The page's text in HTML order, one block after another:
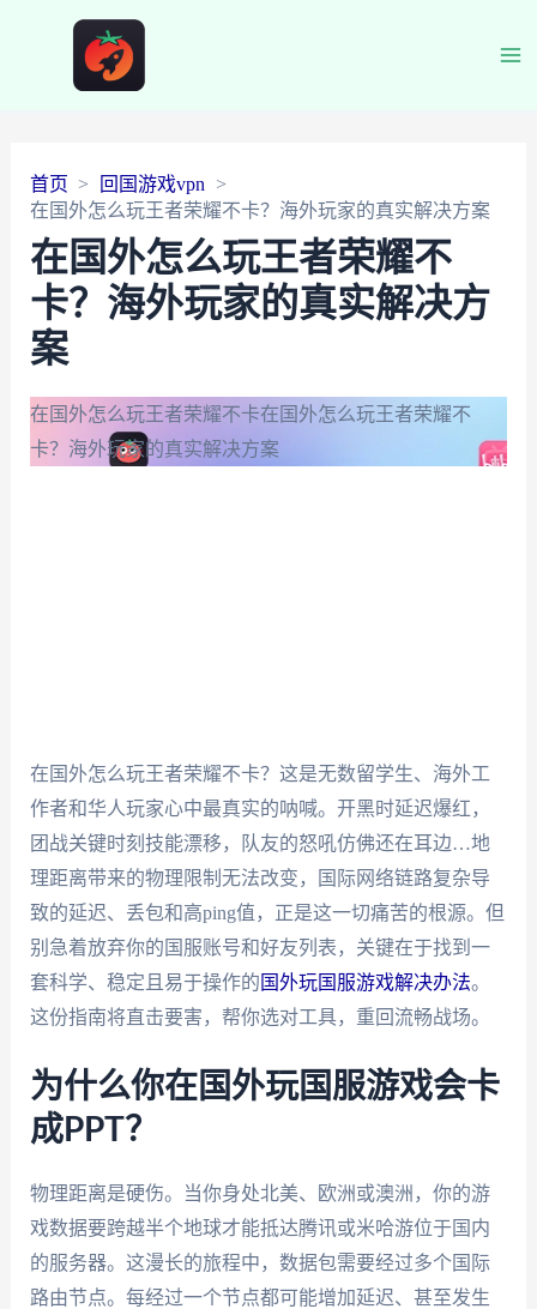
首页
回国游戏vpn
在国外怎么玩王者荣耀不卡？海外玩家的真实解决方案
在国外怎么玩王者荣耀不
卡？海外玩家的真实解决方
案
在国外怎么玩王者荣耀不卡在国外怎么玩王者荣耀不
卡？海外玩家的真实解决方案
在国外怎么玩王者荣耀不卡？这是无数留学生、海外工
作者和华人玩家心中最真实的呐喊。开黑时延迟爆红，
团战关键时刻技能漂移，队友的怒吼仿佛还在耳边…地
理距离带来的物理限制无法改变，国际网络链路复杂导
致的延迟、丢包和高ping值，正是这一切痛苦的根源。但
别急着放弃你的国服账号和好友列表，关键在于找到一
套科学、稳定且易于操作的 国外玩国服游戏解决办法。
这份指南将直击要害，帮你选对工具，重回流畅战场。
为什么你在国外玩国服游戏会卡
成PPT？
物理距离是硬伤。当你身处北美、欧洲或澳洲，你的游
戏数据要跨越半个地球才能抵达腾讯或米哈游位于国内
的服务器。这漫长的旅程中，数据包需要经过多个国际
路由节点。每经过一个节点都可能增加延迟、甚至发生